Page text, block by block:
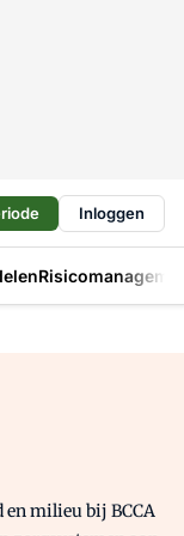
Inloggen
milieu bij BCCA